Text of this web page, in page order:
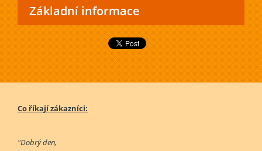
Základní informace
Co říkají zákazníci:
"Dobrý den,